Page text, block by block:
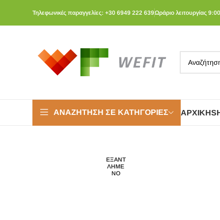
Τηλεφωνικές παραγγελίες: +30 6949 222 639Ωράριο λειτουργίας
ΑΝΑΖΉΤΗΣΗ ΣΕ ΚΑΤΗΓΟΡΊΕΣ ΑΡΧΙΚΉ
ΕΞΑΝΤ
ΛΗΜΈ
ΝΟ